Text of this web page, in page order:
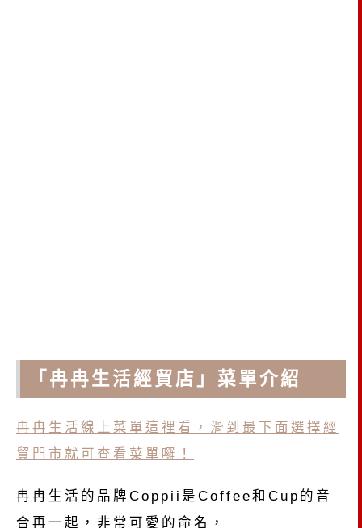
「冉冉生活經貿店」菜單介紹
冉冉生活線上菜單這裡看，滑到最下面選擇經
貿門市就可查看菜單囉！
冉冉生活的品牌Coppii是Coffee和Cup的音
合再一起，非常可愛的命名，